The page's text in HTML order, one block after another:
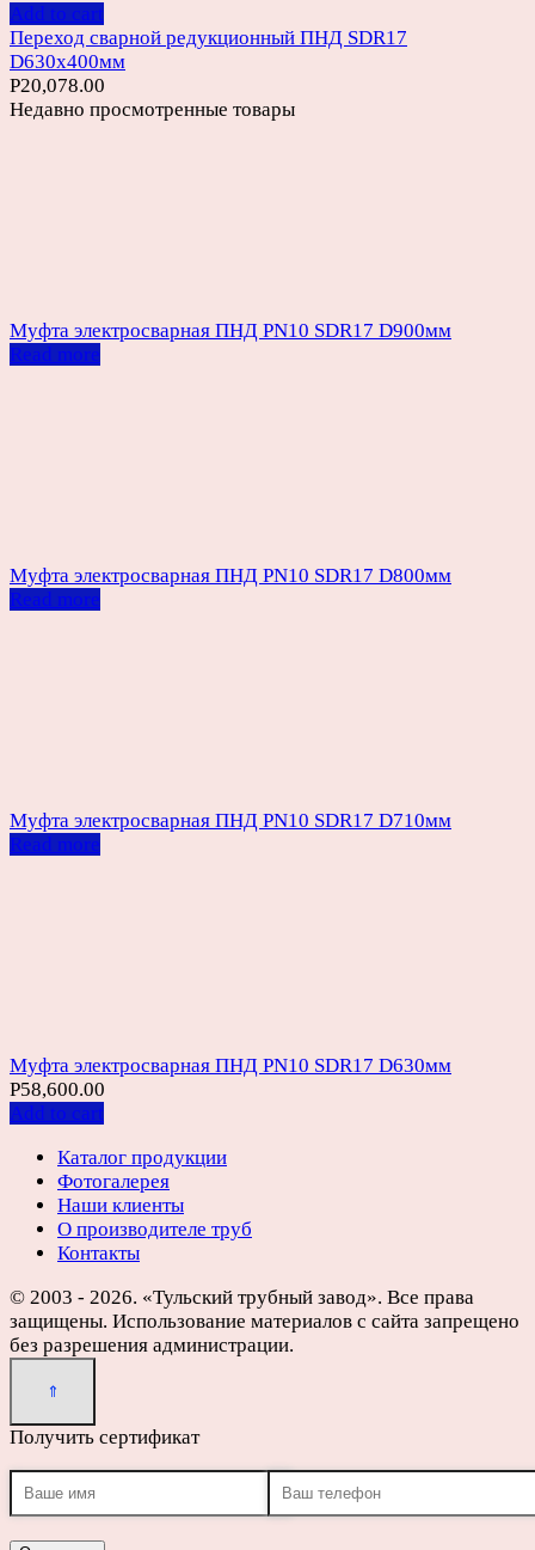
Add to cart
Переход сварной редукционный ПНД SDR17
D630х400мм
Р20,078.00
Недавно просмотренные товары
Муфта электросварная ПНД PN10 SDR17 D900мм
Read more
Муфта электросварная ПНД PN10 SDR17 D800мм
Read more
Муфта электросварная ПНД PN10 SDR17 D710мм
Read more
Муфта электросварная ПНД PN10 SDR17 D630мм
Р58,600.00
Add to cart
Каталог продукции
Фотогалерея
Наши клиенты
О производителе труб
Контакты
© 2003 - 2026. «Тульский трубный завод». Все права
защищены. Использование материалов с сайта запрещено
без разрешения администрации.
Получить сертификат